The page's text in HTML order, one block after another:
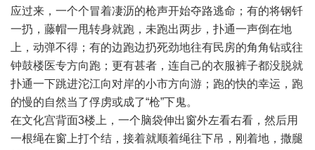
应过来，一个个冒着凄沥的枪声开始夺路逃命；有的将钢钎
一扔，藤帽一甩转身就跑，未跑出两步，扑通一声倒在地
上，动弹不得；有的边跑边扔死劲地往有民房的角角钻或往
钟鼓楼医专方向跑；更有甚者，连自己的衣服裤子都没脱就
扑通一下跳进沱江向对岸的小市方向游；跑的快的幸运，跑
的慢的自然当了俘虏或成了“枪”下鬼。
在文化宫背面3楼上，一个脑袋伸出窗外左看右看，然后用
一根绳在窗上打个结，接着就顺着绳往下吊，刚着地，撒腿